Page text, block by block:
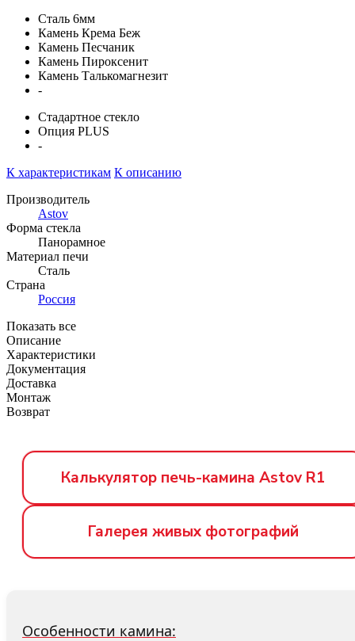
Сталь 6мм
Камень Крема Беж
Камень Песчаник
Камень Пироксенит
Камень Талькомагнезит
-
Стадартное стекло
Опция PLUS
-
К характеристикам К описанию
Производитель
Astov
Форма стекла
Панорамное
Материал печи
Сталь
Страна
Россия
Показать все
Описание
Характеристики
Документация
Доставка
Монтаж
Возврат
Калькулятор печь-камина Astov R1
Галерея живых фотографий
Особенности камина: